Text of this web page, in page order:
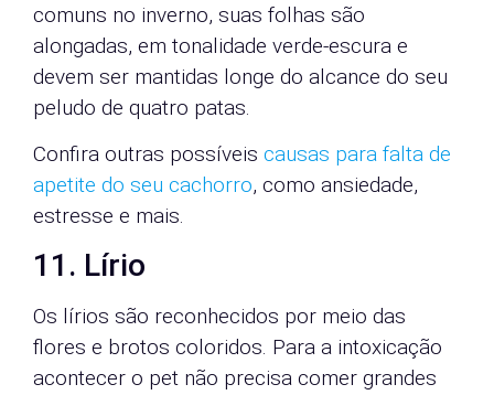
comuns no inverno, suas folhas são
alongadas, em tonalidade verde-escura e
devem ser mantidas longe do alcance do seu
peludo de quatro patas.
Confira outras possíveis causas para falta de
apetite do seu cachorro, como ansiedade,
estresse e mais.
11. Lírio
Os lírios são reconhecidos por meio das
flores e brotos coloridos. Para a intoxicação
acontecer o pet não precisa comer grandes